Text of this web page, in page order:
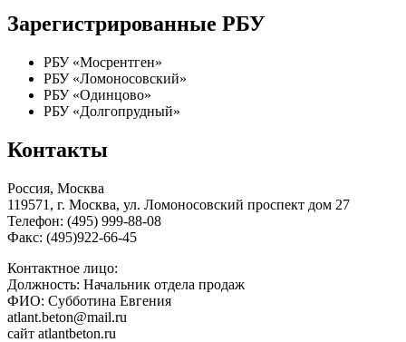
Зарегистрированные РБУ
РБУ «Мосрентген»
РБУ «Ломоносовский»
РБУ «Одинцово»
РБУ «Долгопрудный»
Контакты
Россия, Москва
119571, г. Москва, ул. Ломоносовский проспект дом 27
Телефон: (495) 999-88-08
Факс: (495)922-66-45
Контактное лицо:
Должность: Начальник отдела продаж
ФИО: Субботина Евгения
atlant.beton@mail.ru
сайт atlantbeton.ru